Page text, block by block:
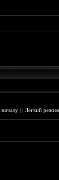
началу ||Лёгкий